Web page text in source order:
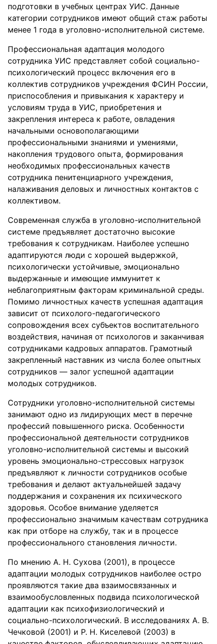
подготовки в учебных центрах УИС. Данные
категории сотрудников имеют общий стаж работы
менее 1 года в уголовно-исполнительной системе.
Профессиональная адаптация молодого
сотрудника УИС представляет собой социально-
психологический процесс включения его в
коллектив сотрудников учреждения ФСИН России,
приспособления и привыкания к характеру и
условиям труда в УИС, приобретения и
закрепления интереса к работе, овладения
начальными основополагающими
профессиональными знаниями и умениями,
накопления трудового опыта, формирования
необходимых профессиональных качеств
сотрудника пенитенциарного учреждения,
налаживания деловых и личностных контактов с
коллективом.
Современная служба в уголовно-исполнительной
системе предъявляет достаточно высокие
требования к сотрудникам. Наиболее успешно
адаптируются люди с хорошей выдержкой,
психологически устойчивые, эмоционально
выдержанные и имеющие иммунитет к
неблагоприятным факторам криминальной среды.
Помимо личностных качеств успешная адаптация
зависит от психолого-педагогического
сопровождения всех субъектов воспитательного
воздействия, начиная от психологов и заканчивая
сотрудниками кадровых аппаратов. Грамотный
закрепленный наставник из числа более опытных
сотрудников — залог успешной адаптации
молодых сотрудников.
Сотрудники уголовно-исполнительной системы
занимают одно из лидирующих мест в перечне
профессий повышенного риска. Особенности
профессиональной деятельности сотрудников
уголовно-исполнительной системы и высокий
уровень эмоционально-стрессовых нагрузок
предъявляют к личности сотрудников особые
требования и делают актуальнейшей задачу
поддержания и сохранения их психического
здоровья. Особое внимание уделяется
профессионально значимым качествам сотрудника
как при отборе на службу, так и в процессе
профессионального становления личности.
По мнению А. Н. Сухова (2001), в процессе
адаптации молодых сотрудников наиболее остро
проявляются такие два взаимосвязанных и
взаимообусловленных подвида психологической
адаптации как психофизиологический и
социально-психологический. В исследованиях А. В.
Чечковой (2001) и Р. Н. Киселевой (2003) в